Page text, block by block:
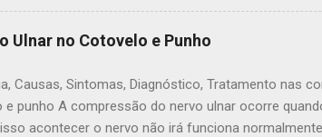
Lesão extremamente grave. Quais as causas da
- Contusão durante o futebol ou outro esporte -
notaram um aumento no número e também daa
Ulnar no Cotovelo e Punho
Causas, Sintomas, Diagnóstico, Tratamento nas
e punho A compressão do nervo ulnar ocorre
acontecer o nervo não irá funciona